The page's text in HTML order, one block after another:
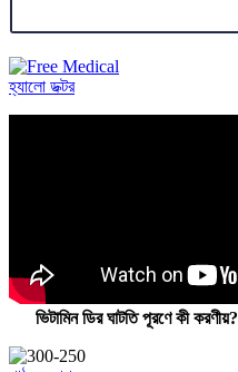
হ্যালো ডক্টর
ভিটামিন ডির ঘাটতি পূরণে কী করণীয়?